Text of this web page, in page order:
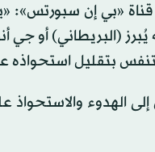
«بي إن سبورتس»:
(البريطاني) أو جي
بتقليل استحواذه
والاستحواذ